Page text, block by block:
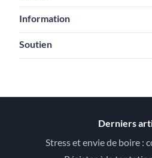
Information
Soutien
Derniers
Stress et envie de boire :